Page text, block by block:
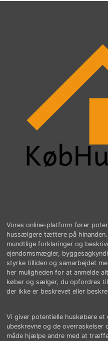
Vores online-platform fører
hussælgere tættere på hinanden.
mundtlige forklaringer og
ejendomsmægler,
styrke tilliden og samarbejdet
her muligheden for at anmelde
køber og sælger, du opfordres
der ikke er beskrevet eller
Vi giver potentielle huskøbere
ubeskrevne og de overraskelser
måde hjælpe andre med at